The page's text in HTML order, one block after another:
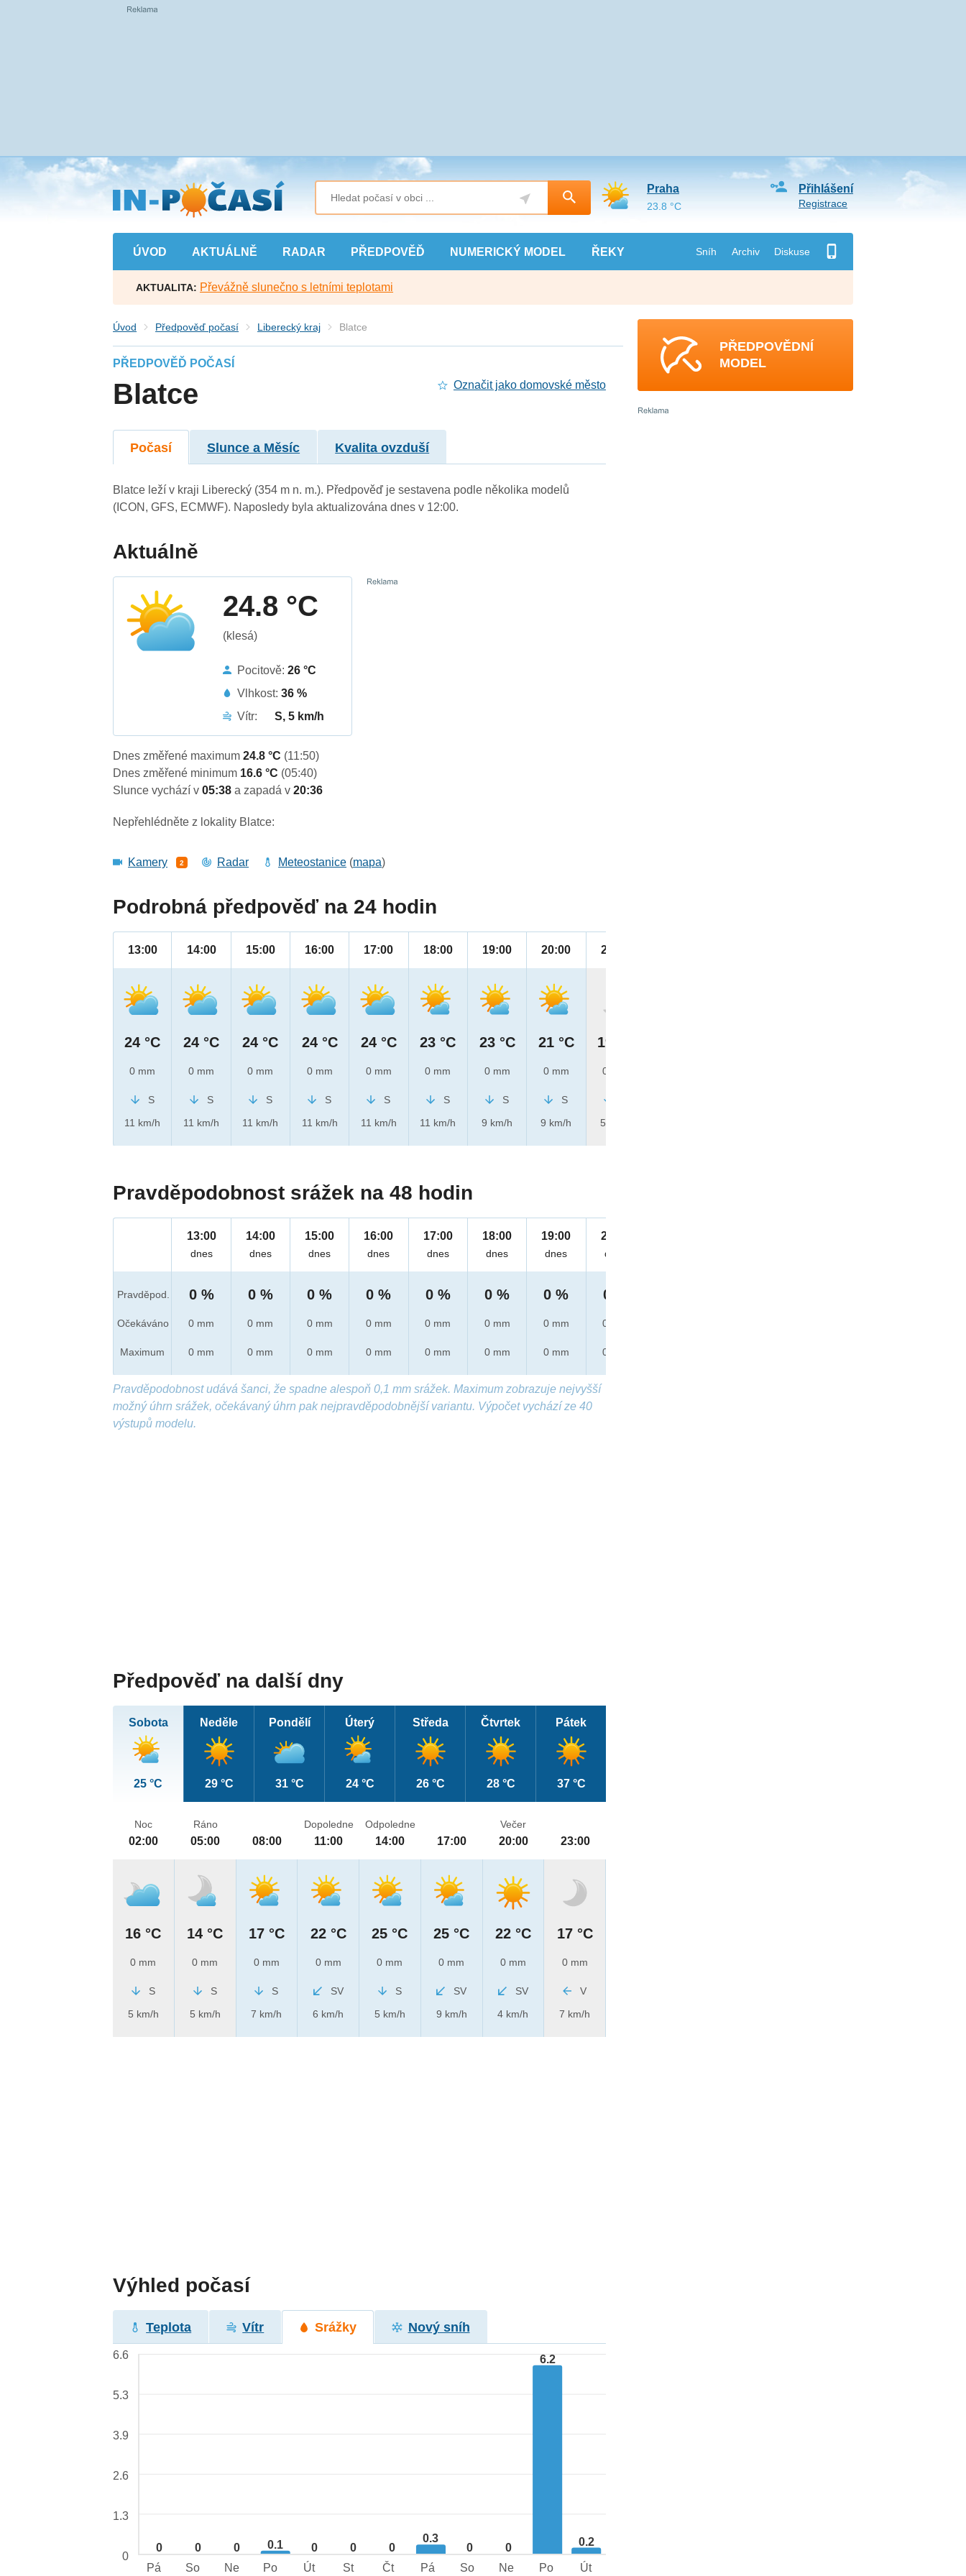
Přejít
na
hlavní
obsah
ÚVOD AKTUÁLNĚ RADAR PŘEDPOVĚĎ NUMERICKÝ MODEL ŘEKY Sníh Archiv Diskuse
Přihlášení
Registrace
Praha
23.8 °C
AKTUALITA: Převážně slunečno s letními teplotami
Úvod Předpověď počasí Liberecký kraj Blatce
PŘEDPOVĚĎ POČASÍ
Blatce Označit jako domovské město
Počasí Slunce a Měsíc Kvalita ovzduší
Blatce leží v kraji Liberecký (354 m n. m.). Předpověď je sestavena podle několika modelů
(ICON, GFS, ECMWF). Naposledy byla aktualizována dnes v 12:00.
Aktuálně
24.8 °C
(klesá)
Pocitově:26 °C
Vlhkost:36 %
Vítr:
S, 5 km/h
Dnes změřené maximum24.8 °C (11:50)
Dnes změřené minimum 16.6 °C (05:40)
Slunce vychází v05:38a zapadá v20:36
Nepřehlédněte z lokality Blatce:
Kamery 2 Radar Meteostanice (mapa)
Podrobná předpověď na 24 hodin
13:00
24 °C
0 mm
S
11 km/h
14:00
24 °C
0 mm
S
11 km/h
15:00
24 °C
0 mm
S
11 km/h
16:00
24 °C
0 mm
S
11 km/h
17:00
24 °C
0 mm
S
11 km/h
18:00
23 °C
0 mm
S
11 km/h
19:00
23 °C
0 mm
S
9 km/h
20:00
21 °C
0 mm
S
9 km/h
21:00
19 °C
0 mm
5 km/h
Pravděpodobnost srážek na 48 hodin
Pravděpod.
Očekáváno
Maximum
13:00
dnes
0 %
0 mm
0 mm
14:00
dnes
0 %
0 mm
0 mm
15:00
dnes
0 %
0 mm
0 mm
16:00
dnes
0 %
0 mm
0 mm
17:00
dnes
0 %
0 mm
0 mm
18:00
dnes
0 %
0 mm
0 mm
19:00
dnes
0 %
0 mm
0 mm
20:00
dnes
0 %
0 mm
0 mm
Pravděpodobnost udává šanci, že spadne alespoň 0,1 mm srážek. Maximum zobrazuje nejvyšší
možný úhrn srážek, očekávaný úhrn pak nejpravděpodobnější variantu. Výpočet vychází ze 40
výstupů modelu.
Předpověď na další dny
Sobota
25 °C
Neděle
29 °C
Pondělí
31 °C
Úterý
24 °C
Středa
26 °C
Čtvrtek
28 °C
Pátek
37 °C
Noc
02:00
16 °C
0 mm
S
5 km/h
Ráno
05:00
14 °C
0 mm
S
5 km/h
08:00
17 °C
0 mm
S
7 km/h
Dopoledne
11:00
22 °C
0 mm
SV
6 km/h
Odpoledne
14:00
25 °C
0 mm
S
5 km/h
17:00
25 °C
0 mm
SV
9 km/h
Večer
20:00
22 °C
0 mm
SV
4 km/h
23:00
17 °C
0 mm
V
7 km/h
Výhled počasí
Teplota Vítr Srážky Nový sníh
0 0 0 0.1 0 0 0
0.3
0 0
6.2
0.2
6.6
5.3
3.9
2.6
1.3
0
Pá
So Ne Po Út St Čt Pá So Ne Po Út
PŘEDPOVĚDNÍ
MODEL